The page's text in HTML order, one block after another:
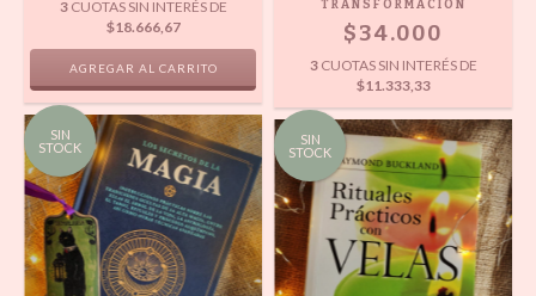
3 CUOTAS SIN INTERÉS DE
$18.666,67
TRANSFORMACIÓN
$34.000
3 CUOTAS SIN INTERÉS DE
$11.333,33
SIN
STOCK
SIN
STOCK